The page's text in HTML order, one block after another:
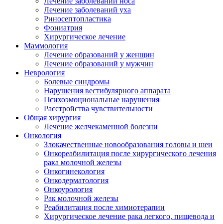
Лечение заболеваний уха
Риносептопластика
Фониатрия
Хирургическое лечение
Маммология
Лечение образований у женщин
Лечение образований у мужчин
Неврология
Болевые синдромы
Нарушения вестибулярного аппарата
Психоэмоциональные нарушения
Расстройства чувствительности
Общая хирургия
Лечение желчекаменной болезни
Онкология
Злокачественные новообразования головы и шеи
Онкореабилитация после хирургического лечения
рака молочной железы
Онкогинекология
Онкодерматология
Онкоурология
Рак молочной железы
Реабилитация после химиотерапии
Хирургическое лечение рака легкого, пищевода и